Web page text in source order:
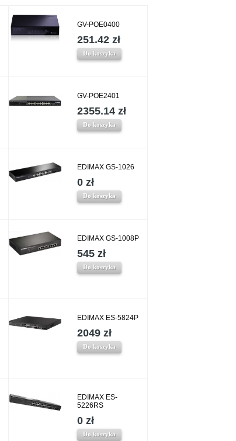
GV-POE0400
251.42 zł
Do koszyka
GV-POE2401
2355.14 zł
Do koszyka
EDIMAX GS-1026
0 zł
Do koszyka
EDIMAX GS-1008P
545 zł
Do koszyka
EDIMAX ES-5824P
2049 zł
Do koszyka
EDIMAX ES-
5226RS
0 zł
Do koszyka